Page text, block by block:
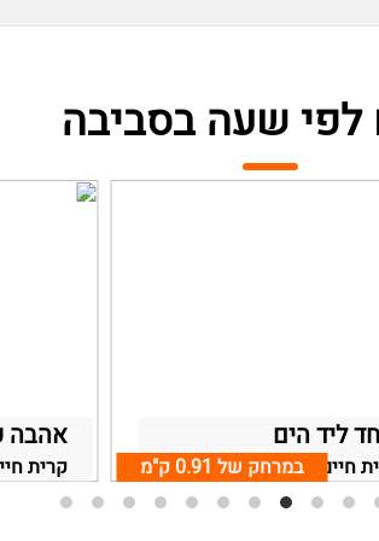
לפי שעה בסביבה
אהבה
קרית
ליד הים
חיים, אזור חיפה והקריות
במרחק של 0.91 ק"מ